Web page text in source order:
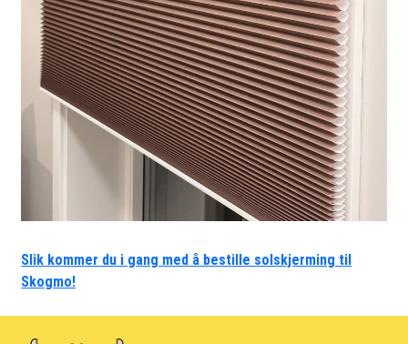
Slik kommer du i gang med å bestille solskjerming til
Skogmo!